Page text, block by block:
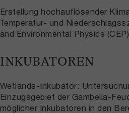
Erstellung hochauflösender
Temperatur- und
and Environmental Physics (CEP).
INKUBATOREN
Wetlands-Inkubator:
Einzugsgebiet der Gambella-
möglicher Inkubatoren in den